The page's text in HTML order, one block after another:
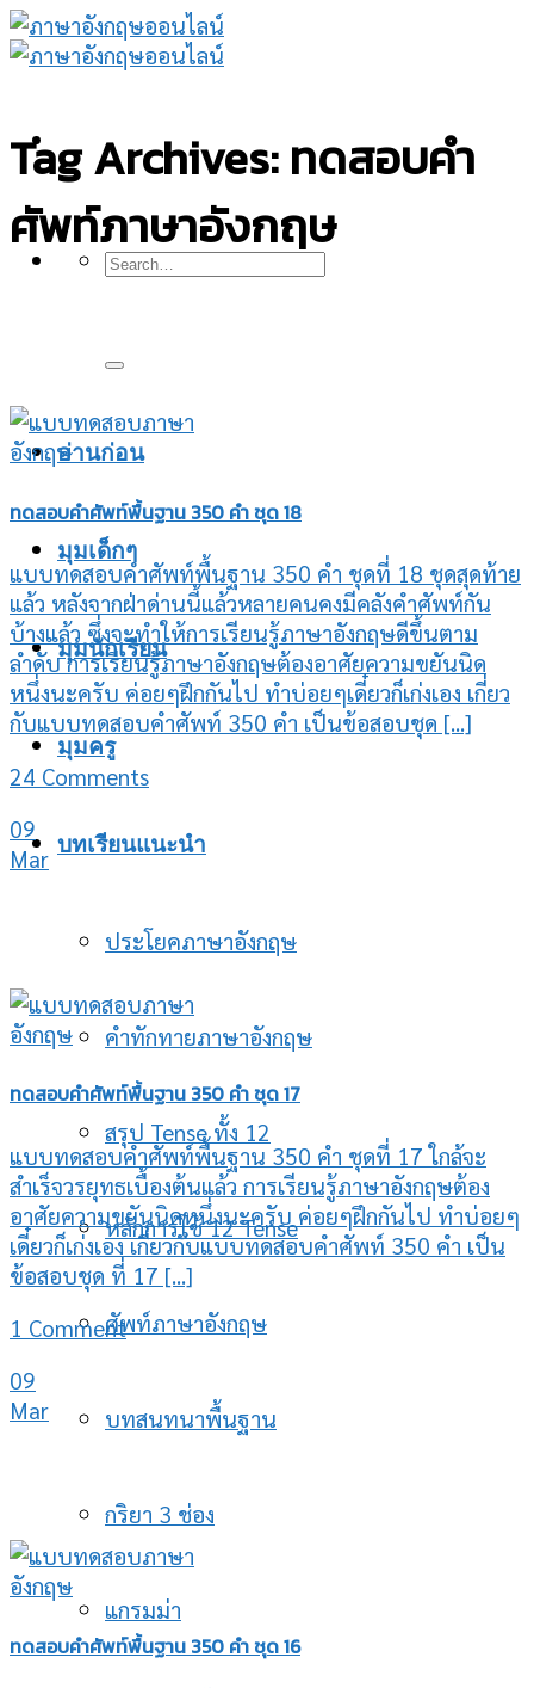
Skip
to
อ่านก่อน
มุมเด็กๆ
มุมนักเรียน
มุมครู
บทเรียนแนะนำ
ประโยคภาษาอังกฤษ
คำทักทายภาษาอังกฤษ
สรุป Tense ทั้ง 12
หลักการใช้ 12 Tense
ศัพท์ภาษาอังกฤษ
บทสนทนาพื้นฐาน
กริยา 3 ช่อง
แกรมม่า
Tag Archives:ทดสอบคำ
ศัพท์ภาษาอังกฤษ
ทดสอบคำศัพท์พื้นฐาน 350 คำ ชุด 18
แบบทดสอบคำศัพท์พื้นฐาน 350 คำ ชุดที่ 18 ชุดสุดท้าย
แล้ว หลังจากฝ่าด่านนี้แล้วหลายคนคงมีคลังคำศัพท์กัน
บ้างแล้ว ซึ่งจะทำให้การเรียนรู้ภาษาอังกฤษดีขึ้นตาม
ลำดับ การเรียนรู้ภาษาอังกฤษต้องอาศัยความขยันนิด
หนึ่งนะครับ ค่อยๆฝึกกันไป ทำบ่อยๆเดี๋ยวก็เก่งเอง เกี่ยว
กับแบบทดสอบคำศัพท์ 350 คำ เป็นข้อสอบชุด [...]
24 Comments
09
Mar
ทดสอบคำศัพท์พื้นฐาน 350 คำ ชุด 17
แบบทดสอบคำศัพท์พื้นฐาน 350 คำ ชุดที่ 17 ใกล้จะ
สำเร็จวรยุทธเบื้องต้นแล้ว การเรียนรู้ภาษาอังกฤษต้อง
อาศัยความขยันนิดหนึ่งนะครับ ค่อยๆฝึกกันไป ทำบ่อยๆ
เดี๋ยวก็เก่งเอง เกี่ยวกับแบบทดสอบคำศัพท์ 350 คำ เป็น
ข้อสอบชุด ที่ 17 [...]
1 Comment
09
Mar
ทดสอบคำศัพท์พื้นฐาน 350 คำ ชุด 16